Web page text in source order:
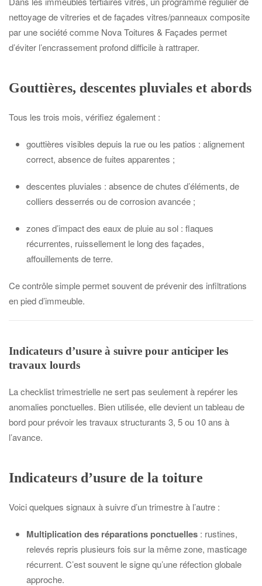
nettoyage de vitreries et de façades vitres/panneaux composite
par une société comme Nova Toitures & Façades permet
d’éviter l’encrassement profond difficile à rattraper.
Gouttières, descentes pluviales et abords
Tous les trois mois, vérifiez également :
gouttières visibles depuis la rue ou les patios : alignement
correct, absence de fuites apparentes ;
descentes pluviales : absence de chutes d’éléments, de
colliers desserrés ou de corrosion avancée ;
zones d’impact des eaux de pluie au sol : flaques
récurrentes, ruissellement le long des façades,
affouillements de terre.
Ce contrôle simple permet souvent de prévenir des infiltrations
en pied d’immeuble.
Indicateurs d’usure à suivre pour anticiper les
travaux lourds
La checklist trimestrielle ne sert pas seulement à repérer les
anomalies ponctuelles. Bien utilisée, elle devient un tableau de
bord pour prévoir les travaux structurants 3, 5 ou 10 ans à
l’avance.
Indicateurs d’usure de la toiture
Voici quelques signaux à suivre d’un trimestre à l’autre :
Multiplication des réparations ponctuelles : rustines,
relevés repris plusieurs fois sur la même zone, masticage
récurrent. C’est souvent le signe qu’une réfection globale
approche.